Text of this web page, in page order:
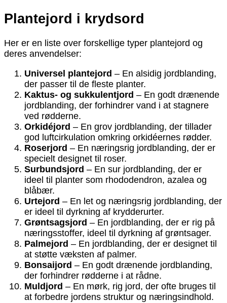
Plantejord i krydsord
Her er en liste over forskellige typer plantejord og
deres anvendelser:
Universel plantejord – En alsidig jordblanding,
der passer til de fleste planter.
Kaktus- og sukkulentjord – En godt drænende
jordblanding, der forhindrer vand i at stagnere
ved rødderne.
Orkidéjord – En grov jordblanding, der tillader
god luftcirkulation omkring orkidéernes rødder.
Roserjord – En næringsrig jordblanding, der er
specielt designet til roser.
Surbundsjord – En sur jordblanding, der er
ideel til planter som rhododendron, azalea og
blåbær.
Urtejord – En let og næringsrig jordblanding, der
er ideel til dyrkning af krydderurter.
Grøntsagsjord – En jordblanding, der er rig på
næringsstoffer, ideel til dyrkning af grøntsager.
Palmejord – En jordblanding, der er designet til
at støtte væksten af palmer.
Bonsaijord – En godt drænende jordblanding,
der forhindrer rødderne i at rådne.
Muldjord – En mørk, rig jord, der ofte bruges til
at forbedre jordens struktur og næringsindhold.